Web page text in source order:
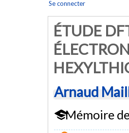
Se connecter
ÉTUDE
Arnaud
Mémoire